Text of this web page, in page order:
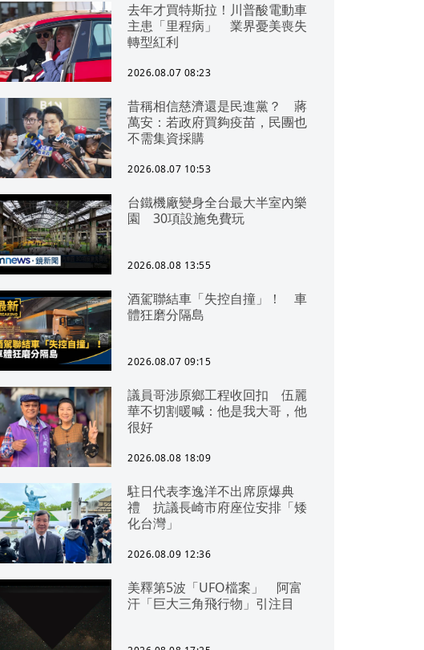
去年才買特斯拉！川普酸電動車
主患「里程病」 業界憂美喪失
轉型紅利
2026.08.07 08:23
昔稱相信慈濟還是民進黨？ 蔣
萬安：若政府買夠疫苗，民團也
不需集資採購
2026.08.07 10:53
台鐵機廠變身全台最大半室內樂
園 30項設施免費玩
2026.08.08 13:55
酒駕聯結車「失控自撞」！ 車
體狂磨分隔島
2026.08.07 09:15
議員哥涉原鄉工程收回扣 伍麗
華不切割暖喊：他是我大哥，他
很好
2026.08.08 18:09
駐日代表李逸洋不出席原爆典
禮 抗議長崎市府座位安排「矮
化台灣」
2026.08.09 12:36
美釋第5波「UFO檔案」 阿富
汗「巨大三角飛行物」引注目